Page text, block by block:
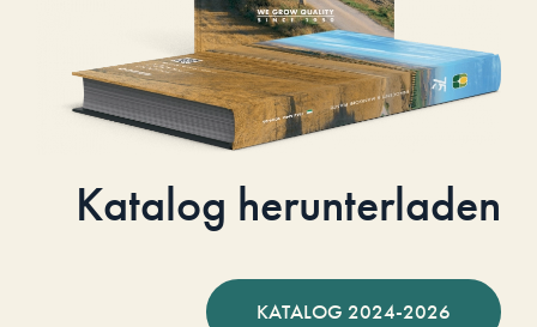
Katalog herunterladen
KATALOG 2024-2026